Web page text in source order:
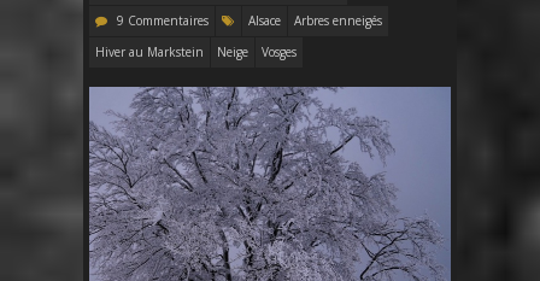
9 Commentaires
Alsace
Arbres enneigés
Hiver au Markstein
Neige Vosges